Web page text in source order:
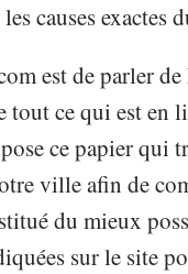
causes exactes
est de parler
ce qui est en
ce papier qui
ville afin de
du mieux
sur le site